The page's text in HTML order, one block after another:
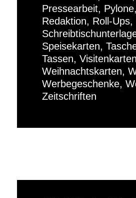
Pressearbeit, Pylone,
Redaktion, Roll-Ups,
Speisekarten,
Tassen,
Weihnachtskarten,
Werbegeschenke,
Zeitschriften